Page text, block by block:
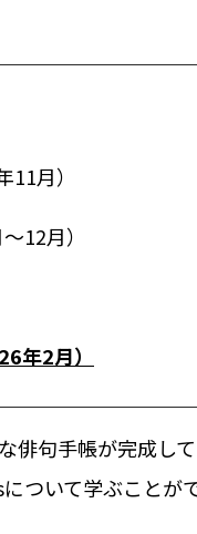
11月）
12月）
年2月）
俳句手帳が完成し
について学ぶことが